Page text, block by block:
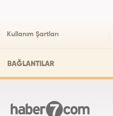
Kullanım Şartları
BAĞLANTILAR